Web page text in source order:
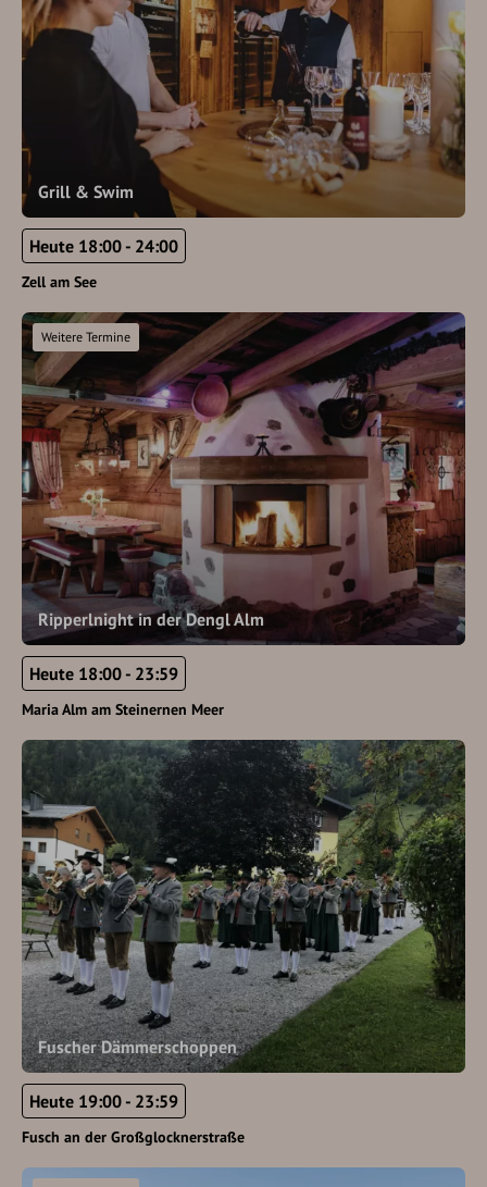
Grill & Swim
Heute 18:00 - 24:00
Zell am See
Ripperlnight in der Dengl Alm
Weitere Termine
Heute 18:00 - 23:59
Maria Alm am Steinernen Meer
Fuscher Dämmerschoppen
Heute 19:00 - 23:59
Fusch an der Großglocknerstraße